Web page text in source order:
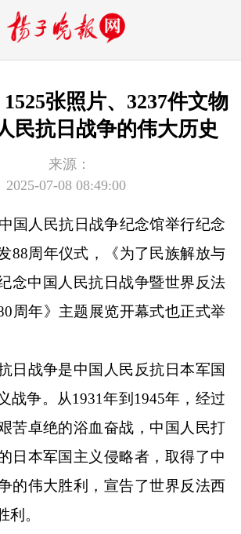
张照片、3237件文物
民抗日战争的伟大历史
来源：
2025-07-08 08:49:00
人民抗日战争纪念馆举行纪念
88周年仪式，《为了民族解放与
中国人民抗日战争暨世界反法
周年》主题展览开幕式也正式举
战争是中国人民反抗日本军国
战争。从1931年到1945年，经过
苦卓绝的浴血奋战，中国人民打
日本军国主义侵略者，取得了中
的伟大胜利，宣告了世界反法西
利。